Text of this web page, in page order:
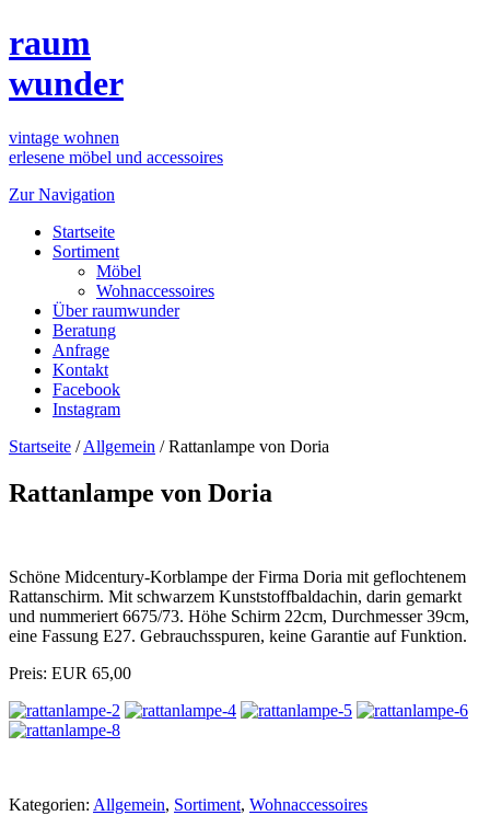
raum
wunder
vintage wohnen
erlesene möbel und accessoires
Zur Navigation
Startseite
Sortiment
Möbel
Wohnaccessoires
Über raumwunder
Beratung
Anfrage
Kontakt
Facebook
Instagram
Startseite /Allgemein /Rattanlampe von Doria
Rattanlampe von Doria
Schöne Midcentury-Korblampe der Firma Doria mit geflochtenem
Rattanschirm. Mit schwarzem Kunststoffbaldachin, darin gemarkt
und nummeriert 6675/73. Höhe Schirm 22cm, Durchmesser 39cm,
eine Fassung E27. Gebrauchsspuren, keine Garantie auf Funktion.
Preis: EUR 65,00
Kategorien: Allgemein, Sortiment, Wohnaccessoires